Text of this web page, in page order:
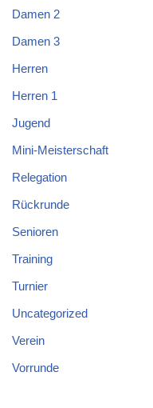
Damen 2
Damen 3
Herren
Herren 1
Jugend
Mini-Meisterschaft
Relegation
Rückrunde
Senioren
Training
Turnier
Uncategorized
Verein
Vorrunde